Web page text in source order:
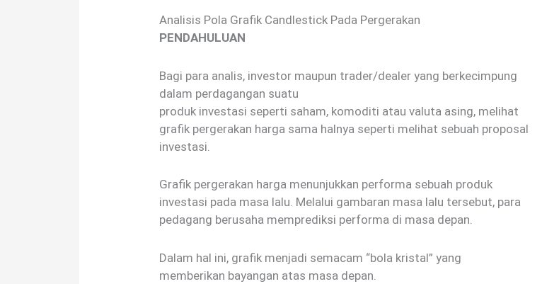
Analisis Pola Grafik Candlestick Pada Pergerakan
PENDAHULUAN
Bagi para analis, investor maupun trader/dealer yang berkecimpung
dalam perdagangan suatu
produk investasi seperti saham, komoditi atau valuta asing, melihat
grafik pergerakan harga sama halnya seperti melihat sebuah proposal
investasi.
Grafik pergerakan harga menunjukkan performa sebuah produk
investasi pada masa lalu. Melalui gambaran masa lalu tersebut, para
pedagang berusaha memprediksi performa di masa depan.
Dalam hal ini, grafik menjadi semacam “bola kristal” yang
memberikan bayangan atas masa depan.